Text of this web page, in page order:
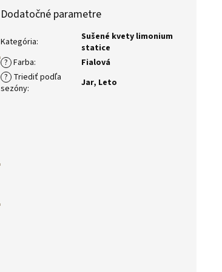
Dodatočné parametre
Kategória:
Sušené kvety limonium
statice
? Farba:
Fialová
? Triediť podľa
sezóny: Jar, Leto